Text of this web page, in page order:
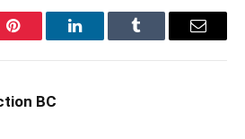
Pinterest LinkedInTumblr Email
BC